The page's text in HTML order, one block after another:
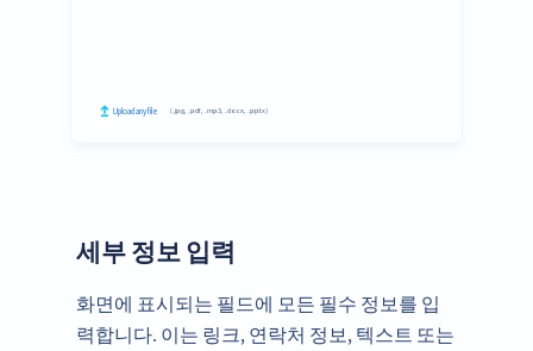
세부 정보 입력
화면에 표시되는 필드에 모든 필수 정보를 입
력합니다. 이는 링크, 연락처 정보, 텍스트 또는